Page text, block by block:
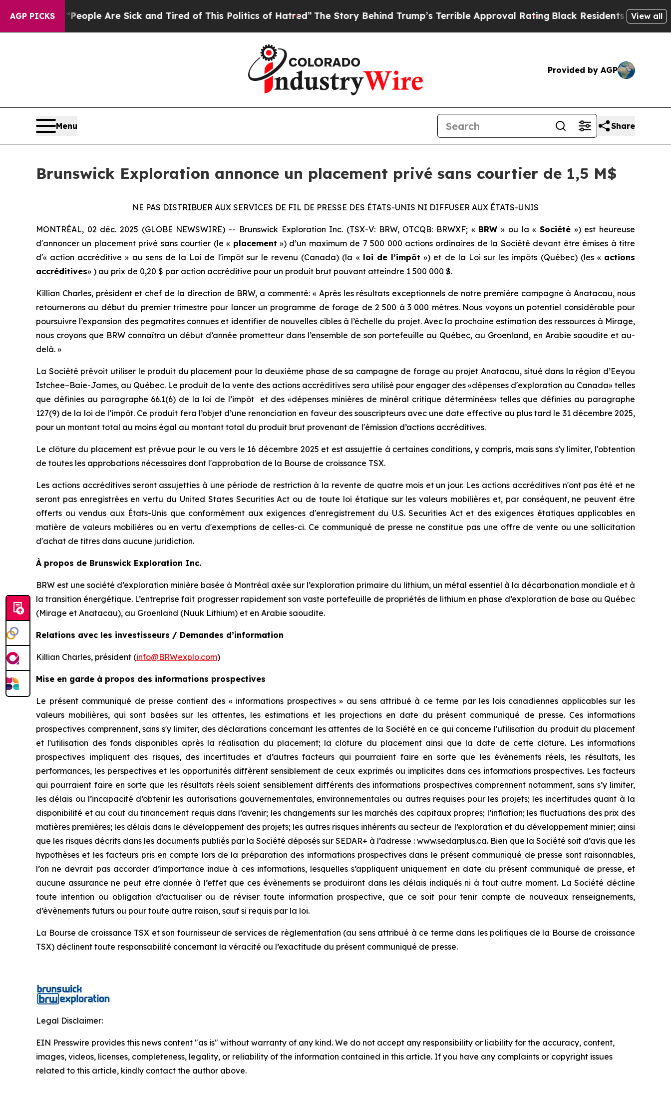
AGP PICKS
“People Are Sick and Tired of This Politics of Hatred” The Story Behind Trump’s Terrible Approval RatingBlack Residents Warned ofView all
Provided by AGP
Menu Share
Brunswick Exploration annonce un placement privé sans courtier de 1,5 M$
NE PAS DISTRIBUER AUX SERVICES DE FIL DE PRESSE DES ÉTATS-UNIS NI DIFFUSER AUX ÉTATS-UNIS
MONTRÉAL, 02 déc. 2025 (GLOBE NEWSWIRE) -- Brunswick Exploration Inc. (TSX-V: BRW, OTCQB: BRWXF; « BRW » ou la « Société») est heureuse
d'annoncer un placement privé sans courtier (le « placement ») d’un maximum de 7 500 000 actions ordinaires de la Société devant être émises à titre
d'« action accréditive » au sens de la Loi de l'impôt sur le revenu (Canada) (la « loi de l’impôt ») et de la Loi sur les impôts (Québec) (les « actions
accréditives» ) au prix de 0,20 $ par action accréditive pour un produit brut pouvant atteindre 1 500 000 $.
Killian Charles, président et chef de la direction de BRW, a commenté: « Après les résultats exceptionnels de notre première campagne à Anatacau, nous
retournerons au début du premier trimestre pour lancer un programme de forage de 2 500 à 3 000 mètres. Nous voyons un potentiel considérable pour
poursuivre l’expansion des pegmatites connues et identifier de nouvelles cibles à l’échelle du projet. Avec la prochaine estimation des ressources à Mirage,
nous croyons que BRW connaîtra un début d’année prometteur dans l’ensemble de son portefeuille au Québec, au Groenland, en Arabie saoudite et au-
delà. »
La Société prévoit utiliser le produit du placement pour la deuxième phase de sa campagne de forage au projet Anatacau, situé dans la région d’Eeyou
Istchee–Baie-James, au Québec. Le produit de la vente des actions accréditives sera utilisé pour engager des «dépenses d'exploration au Canada» telles
que définies au paragraphe 66.1(6) de la loi de l’impôt et des «dépenses minières de minéral critique déterminées» telles que définies au paragraphe
127(9) de la loi de l’impôt. Ce produit fera l’objet d’une renonciation en faveur des souscripteurs avec une date effective au plus tard le 31 décembre 2025,
pour un montant total au moins égal au montant total du produit brut provenant de l'émission d’actions accréditives.
Le clôture du placement est prévue pour le ou vers le 16 décembre 2025 et est assujettie à certaines conditions, y compris, mais sans s'y limiter, l'obtention
de toutes les approbations nécessaires dont l'approbation de la Bourse de croissance TSX.
Les actions accréditives seront assujetties à une période de restriction à la revente de quatre mois et un jour. Les actions accréditives n'ont pas été et ne
seront pas enregistrées en vertu du United States Securities Act ou de toute loi étatique sur les valeurs mobilières et, par conséquent, ne peuvent être
offerts ou vendus aux États-Unis que conformément aux exigences d'enregistrement du U.S. Securities Actet des exigences étatiques applicables en
matière de valeurs mobilières ou en vertu d'exemptions de celles-ci. Ce communiqué de presse ne constitue pas une offre de vente ou une sollicitation
d'achat de titres dans aucune juridiction.
À propos de Brunswick Exploration Inc.
BRW est une société d’exploration minière basée à Montréal axée sur l’exploration primaire du lithium, un métal essentiel à la décarbonation mondiale et à
la transition énergétique. L’entreprise fait progresser rapidement son vaste portefeuille de propriétés de lithium en phase d’exploration de base au Québec
(Mirage et Anatacau), au Groenland (Nuuk Lithium) et en Arabie saoudite.
Relations avec les investisseurs / Demandes d’information
Killian Charles, président (info@BRWexplo.com)
Mise en garde à propos des informations prospectives
Le présent communiqué de presse contient des « informations prospectives » au sens attribué à ce terme par les lois canadiennes applicables sur les
valeurs mobilières, qui sont basées sur les attentes, les estimations et les projections en date du présent communiqué de presse. Ces informations
prospectives comprennent, sans s'y limiter, des déclarations concernant les attentes de la Société en ce qui concerne l'utilisation du produit du placement
et l'utilisation des fonds disponibles après la réalisation du placement; la clôture du placement ainsi que la date de cette clôture. Les informations
prospectives impliquent des risques, des incertitudes et d’autres facteurs qui pourraient faire en sorte que les évènements réels, les résultats, les
performances, les perspectives et les opportunités diffèrent sensiblement de ceux exprimés ou implicites dans ces informations prospectives. Les facteurs
qui pourraient faire en sorte que les résultats réels soient sensiblement différents des informations prospectives comprennent notamment, sans s’y limiter,
les délais ou l’incapacité d’obtenir les autorisations gouvernementales, environnementales ou autres requises pour les projets; les incertitudes quant à la
disponibilité et au coût du financement requis dans l’avenir; les changements sur les marchés des capitaux propres; l’inflation; les fluctuations des prix des
matières premières; les délais dans le développement des projets; les autres risques inhérents au secteur de l’exploration et du développement minier; ainsi
que les risques décrits dans les documents publiés par la Société déposés sur SEDAR+ à l’adresse : www.sedarplus.ca. Bien que la Société soit d’avis que les
hypothèses et les facteurs pris en compte lors de la préparation des informations prospectives dans le présent communiqué de presse sont raisonnables,
l’on ne devrait pas accorder d’importance indue à ces informations, lesquelles s’appliquent uniquement en date du présent communiqué de presse, et
aucune assurance ne peut être donnée à l’effet que ces évènements se produiront dans les délais indiqués ni à tout autre moment. La Société décline
toute intention ou obligation d’actualiser ou de réviser toute information prospective, que ce soit pour tenir compte de nouveaux renseignements,
d’évènements futurs ou pour toute autre raison, sauf si requis par la loi.
La Bourse de croissance TSX et son fournisseur de services de règlementation (au sens attribué à ce terme dans les politiques de la Bourse de croissance
TSX) déclinent toute responsabilité concernant la véracité ou l’exactitude du présent communiqué de presse.
Legal Disclaimer:
EIN Presswire provides this news content "as is" without warranty of any kind. We do not accept any responsibility or liability for the accuracy, content,
images, videos, licenses, completeness, legality, or reliability of the information contained in this article. If you have any complaints or copyright issues
related to this article, kindly contact the author above.